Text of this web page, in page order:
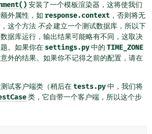
安装了一个模板渲染器，这将使我们
外属性，如 response.context ，否则将无
这个方法 不会建立一个测试数据库，所以下
据库运行，输出结果可能略有不同，这取决
。如果你在 settings.py中的 TIME_ZONE
外的结果。如果你不记得之前的配置，请在
试客户端类（稍后在tests.py中，我们将
类，它自带一个客户端，所以这个步